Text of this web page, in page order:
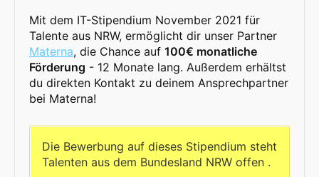
Mit dem IT-Stipendium November 2021 für
Talente aus NRW, ermöglicht dir unser Partner
Materna, die Chance auf 100€ monatliche
Förderung - 12 Monate lang. Außerdem erhältst
du direkten Kontakt zu deinem Ansprechpartner
bei Materna!
Die Bewerbung auf dieses Stipendium steht
Talenten aus dem Bundesland NRW offen .